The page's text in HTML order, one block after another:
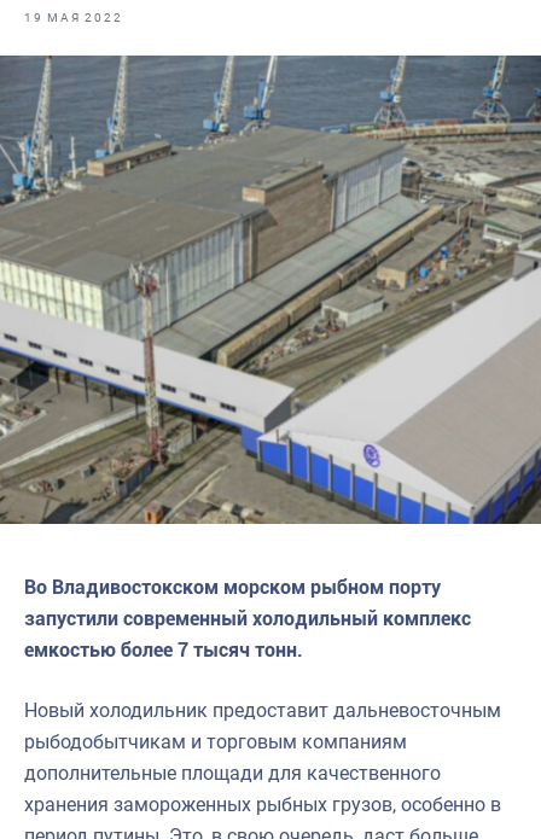
Отраслевые СМИ
Выставки и конференции
Научно-практическая литература
Рыбоохрана России
Отрасль в цифрах
Инфографика
Большая африканская экспедиция
Укрепление духовно-нравственных ценностей
События в России и мире
19 МАЯ 2022
Во Владивостокском морском рыбном порту
запустили современный холодильный комплекс
емкостью более 7 тысяч тонн.
Новый холодильник предоставит дальневосточным
рыбодобытчикам и торговым компаниям
дополнительные площади для качественного
хранения замороженных рыбных грузов, особенно в